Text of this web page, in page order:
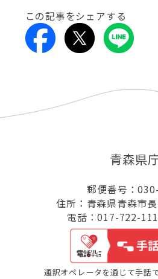
この記事をシェアする
青森県
郵便番号：
住所：青森県青森市
電話：017-722-
通訳オペレータを通じて手話